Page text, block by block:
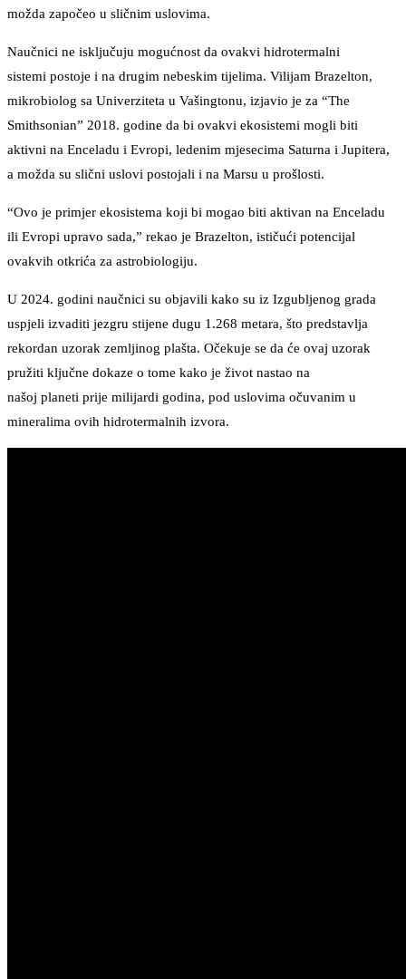
možda započeo u sličnim uslovima.
Naučnici ne isključuju mogućnost da ovakvi hidrotermalni
sistemi postoje i na drugim nebeskim tijelima. Vilijam Brazelton,
mikrobiolog sa Univerziteta u Vašingtonu, izjavio je za “The
Smithsonian” 2018. godine da bi ovakvi ekosistemi mogli biti
aktivni na Enceladu i Evropi, ledenim mjesecima Saturna i Jupitera,
a možda su slični uslovi postojali i na Marsu u prošlosti.
“Ovo je primjer ekosistema koji bi mogao biti aktivan na Enceladu
ili Evropi upravo sada,” rekao je Brazelton, ističući potencijal
ovakvih otkrića za astrobiologiju.
U 2024. godini naučnici su objavili kako su iz Izgubljenog grada
uspjeli izvaditi jezgru stijene dugu 1.268 metara, što predstavlja
rekordan uzorak zemljinog plašta. Očekuje se da će ovaj uzorak
pružiti ključne dokaze o tome kako je život nastao na
našoj planeti prije milijardi godina, pod uslovima očuvanim u
mineralima ovih hidrotermalnih izvora.